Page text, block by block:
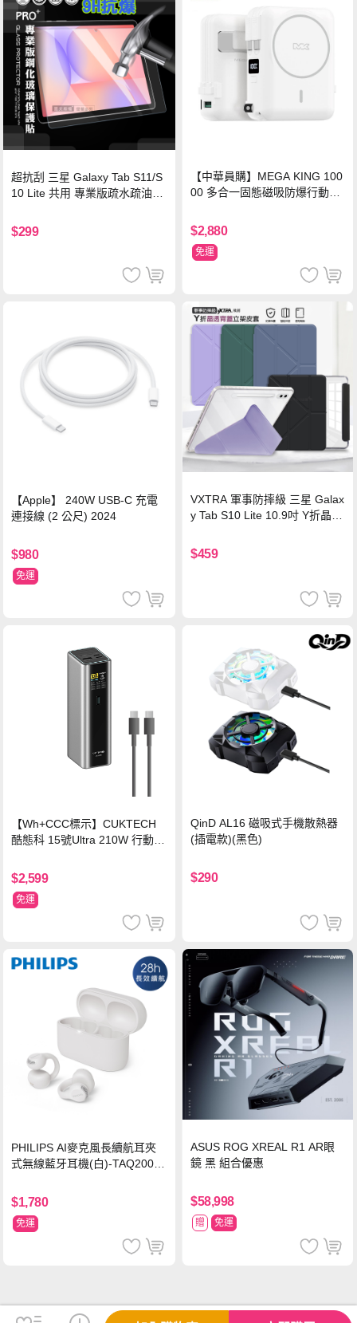
超抗刮 三星 Galaxy Tab S11/S
10 Lite 共用 專業版疏水疏油9H
$299
【中華員購】MEGA KING 100
00 多合一固態磁吸防爆行動電
$2,880
免運
【Apple】 240W USB-C 充電
連接線 (2 公尺) 2024
$980
免運
VXTRA 軍事防摔級 三星 Galax
y Tab S10 Lite 10.9吋 Y折晶透
$459
【Wh+CCC標示】CUKTECH
酷態科 15號Ultra 210W 行動電
$2,599
免運
QinD AL16 磁吸式手機散熱器
(插電款)(黑色)
$290
PHILIPS AI麥克風長續航耳夾
式無線藍牙耳機(白)-TAQ2000
$1,780
免運
ASUS ROG XREAL R1 AR眼
鏡 黑 組合優惠
$58,998
贈 免運